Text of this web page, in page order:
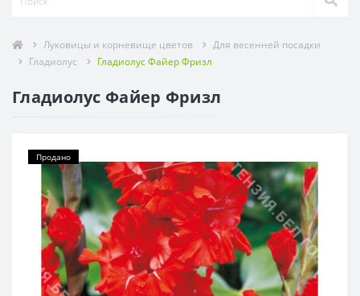
Луковицы и корневище цветов
Для весенней посадки
Гладиолус
Гладиолус Файер Фризл
Гладиолус Файер Фризл
Продано